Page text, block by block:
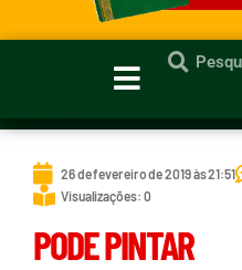
26 de fevereiro de 2019 às 21:51
Visualizações: 0
PODE PINTAR